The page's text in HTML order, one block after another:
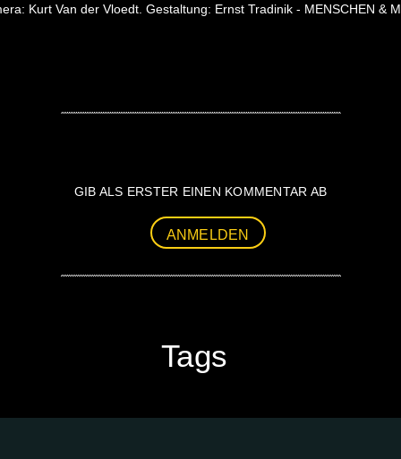
Kurt Van der Vloedt. Gestaltung: Ernst Tradinik - MENSCHEN &
GIB ALS ERSTER EINEN KOMMENTAR AB
ANMELDEN
Tags